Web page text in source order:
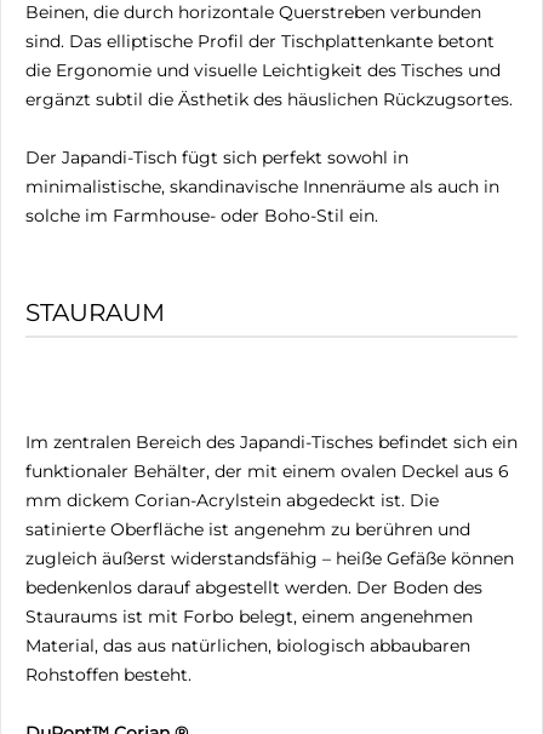
Beinen, die durch horizontale Querstreben verbunden
sind. Das elliptische Profil der Tischplattenkante betont
die Ergonomie und visuelle Leichtigkeit des Tisches und
ergänzt subtil die Ästhetik des häuslichen Rückzugsortes.
Der Japandi-Tisch fügt sich perfekt sowohl in
minimalistische, skandinavische Innenräume als auch in
solche im Farmhouse- oder Boho-Stil ein.
STAURAUM
Im zentralen Bereich des Japandi-Tisches befindet sich ein
funktionaler Behälter, der mit einem ovalen Deckel aus 6
mm dickem Corian-Acrylstein abgedeckt ist. Die
satinierte Oberfläche ist angenehm zu berühren und
zugleich äußerst widerstandsfähig – heiße Gefäße können
bedenkenlos darauf abgestellt werden. Der Boden des
Stauraums ist mit Forbo belegt, einem angenehmen
Material, das aus natürlichen, biologisch abbaubaren
Rohstoffen besteht.